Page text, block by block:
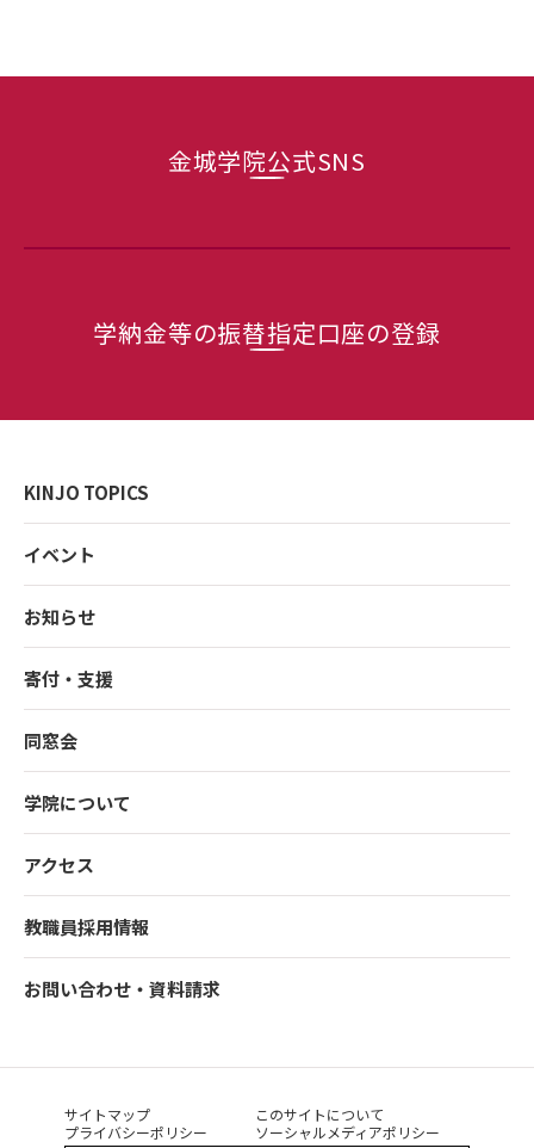
金城学院公式SNS
学納金等の振替指定口座の登録
KINJO TOPICS
イベント
お知らせ
寄付・支援
同窓会
学院について
アクセス
教職員採用情報
お問い合わせ・資料請求
サイトマップ
このサイトについて
プライバシーポリシー
ソーシャルメディアポリシー